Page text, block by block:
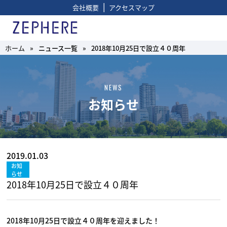
会社概要 | アクセスマップ
ホーム » ニュース一覧 » 2018年10月25日で設立４０周年
NEWS
お知らせ
2019.01.03
お知
らせ
2018年10月25日で設立４０周年
2018年10月25日で設立４０周年を迎えました！